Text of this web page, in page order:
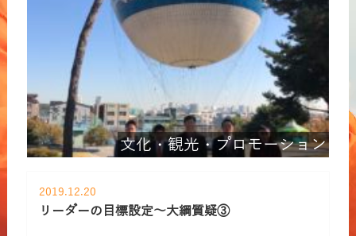
文化・観光・プロモーション
2019.12.20
リーダーの目標設定～大綱質疑③